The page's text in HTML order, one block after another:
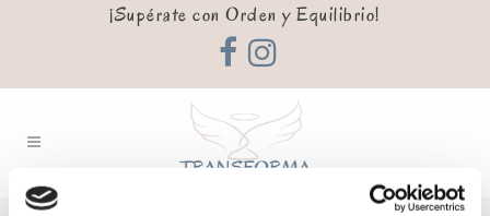
¡Supérate con Orden y Equilibrio!